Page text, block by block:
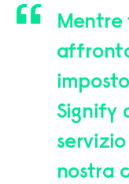
Signify
nostra